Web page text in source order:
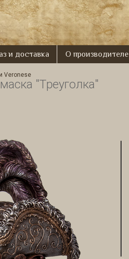
и доставка О производителе
Veronese
"Треуголка"